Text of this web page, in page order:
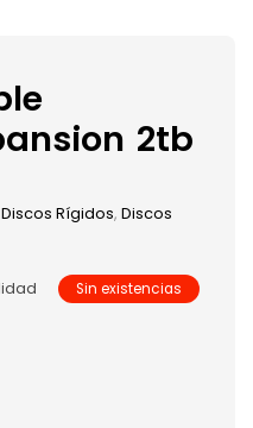
2tb
Discos Rígidos, Discos
Sin existencias